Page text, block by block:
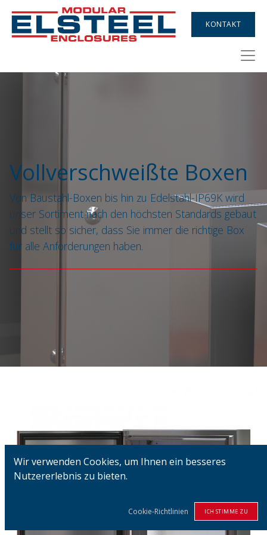
KONTAKT
Vollverschweißte Boxen
Von Baustahl-Boxen bis hin zu Edelstahl-IP69K wird
unser Sortiment nach den höchsten Standards gebaut
und stellt so sicher, dass Sie immer die richtige Box
für alle Anforderungen haben.
Wir verwenden Cookies, um Ihnen ein besseres
Nutzererlebnis zu bieten.
Cookie-Richtlinien ICH STIMME ZU